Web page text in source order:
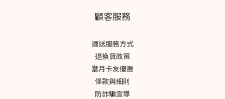
顧客服務
運送服務方式
退換貨政策
當月卡友優惠
條款與細則
防詐騙宣導